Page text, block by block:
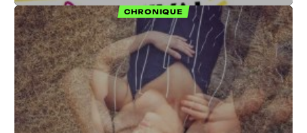
CHRONIQUE